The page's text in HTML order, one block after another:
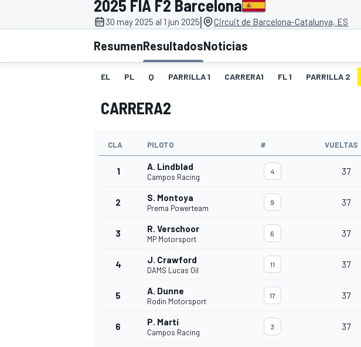
FÓRMULA E MOTO
2025 FIA F2 Barcelona
30 may 2025 al 1 jun 2025| Circuit de Barcelona-Catalunya, ES
ResumenResultadosNoticias
EL PL Q PARRILLA 1 CARRERA1 FL 1 PARRILLA 2
CARRERA2
CLA PILOTO # VUELTAS
1 A. Lindblad
Campos Racing
4 37
2 S. Montoya
Prema Powerteam
9 37
3 R. Verschoor
MP Motorsport
6 37
4 J. Crawford
DAMS Lucas Oil
11 37
5 A. Dunne
Rodin Motorsport
17 37
6 P. Martí
Campos Racing
3 37